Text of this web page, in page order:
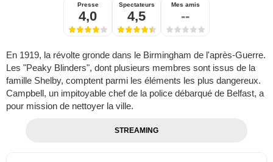
Presse
4,0
Spectateurs
4,5
Mes amis
--
En 1919, la révolte gronde dans le Birmingham de l'après-Guerre.
Les "Peaky Blinders", dont plusieurs membres sont issus de la
famille Shelby, comptent parmi les éléments les plus dangereux.
Campbell, un impitoyable chef de la police débarqué de Belfast, a
pour mission de nettoyer la ville.
STREAMING